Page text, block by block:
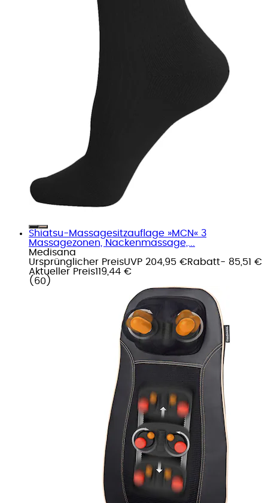
Shiatsu-Massagesitzauflage »MCN« 3
Massagezonen, Nackenmassage,...
Medisana
Ursprünglicher PreisUVP 204,95 €Rabatt- 85,51 €
Aktueller Preis119,44 €
( 60 )